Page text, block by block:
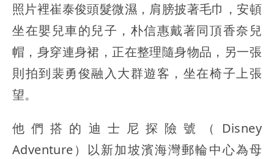
照片裡崔泰俊頭髮微濕，肩膀披著毛巾，安頓
坐在嬰兒車的兒子，朴信惠戴著同頂香奈兒
帽，身穿連身裙，正在整理隨身物品，另一張
則拍到裴勇俊融入大群遊客，坐在椅子上張
望。
他們搭的迪士尼探險號（Disney
Adventure）以新加坡濱海灣郵輪中心為母